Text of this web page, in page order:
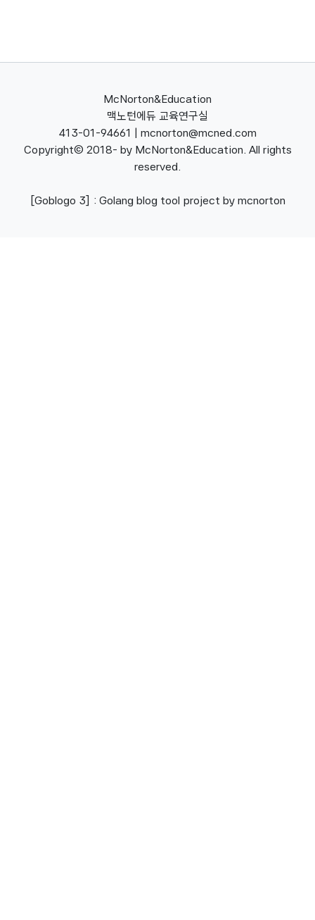
McNorton&Education
맥노턴에듀 교육연구실
413-01-94661 | mcnorton@mcned.com
Copyright(c) 2018- by McNorton&Education. All rights
reserved.
[Goblogo 3] : Golang blog tool project by mcnorton